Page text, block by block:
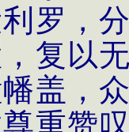
罗，
复以
盖，
重赞